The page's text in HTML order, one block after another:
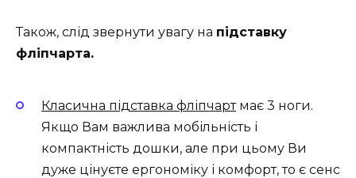
Також, слід звернути увагу на підставку
фліпчарта.
Класична підставка фліпчартмає 3 ноги.
Якщо Вам важлива мобільність і
компактність дошки, але при цьому Ви
дуже цінуєте ергономіку і комфорт, то є сенс